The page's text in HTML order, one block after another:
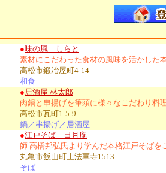
●味の風 しらと
素材にこだわった食材の風味を活かした
高松市鍛冶屋町4-14
和食
●居酒屋 林太郎
肉鍋と串揚げを筆頭に様々なこだわり料
高松市瓦町1-5-9
鍋／串揚げ／居酒屋
●江戸そば 日月庵
師 高橋邦弘氏より学んだ本格江戸そばを
丸亀市飯山町上法軍寺1513
そば